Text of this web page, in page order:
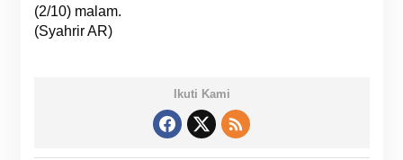
(2/10) malam.
(Syahrir AR)
Ikuti Kami